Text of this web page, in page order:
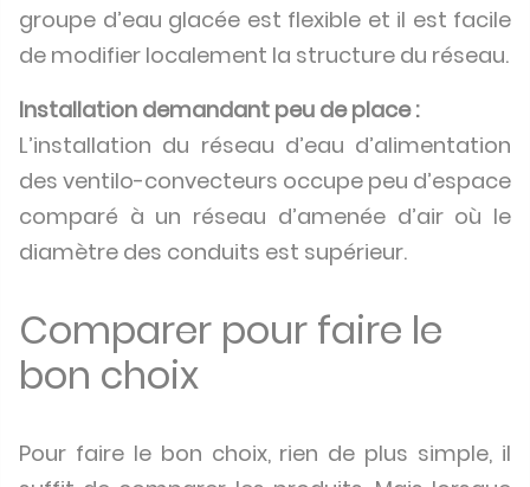
groupe d’eau glacée est flexible et il est facile
de modifier localement la structure du réseau.
Installation demandant peu de place :
L’installation du réseau d’eau d’alimentation
des ventilo-convecteurs occupe peu d’espace
comparé à un réseau d’amenée d’air où le
diamètre des conduits est supérieur.
Comparer pour faire le
bon choix
Pour faire le bon choix, rien de plus simple, il